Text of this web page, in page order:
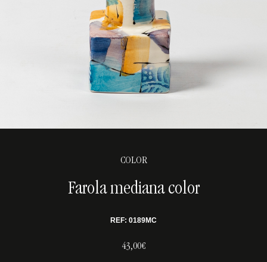
COLOR
Farola mediana color
REF: 0189MC
43,00€